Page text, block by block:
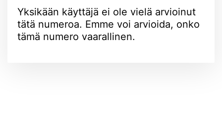
Yksikään käyttäjä ei ole vielä arvioinut
tätä numeroa. Emme voi arvioida, onko
tämä numero vaarallinen.